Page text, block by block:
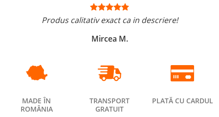
Produs calitativ exact ca in descriere!
Mircea M.
MADE ÎN
ROMÂNIA
TRANSPORT
GRATUIT
PLATĂ CU CARDUL